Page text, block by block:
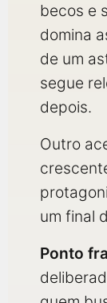
becos e
domina
de um
segue
depois.
Outro
um final
Ponto